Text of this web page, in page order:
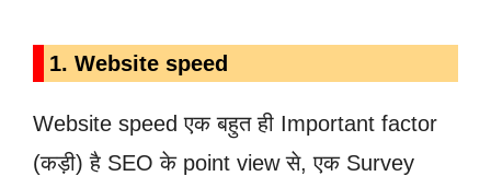
1. Website speed
Website speed एक बहुत ही Important factor
(कड़ी) है SEO के point view से, एक Survey